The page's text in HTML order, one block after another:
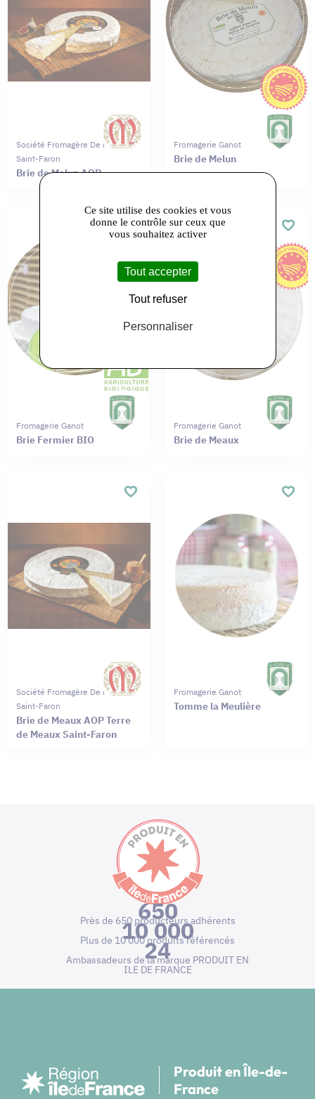
Société Fromagère De Meaux
Saint-Faron
Brie de Melun AOP
Fromagerie Ganot
Brie de Melun
Fromagerie Ganot
Brie Fermier BIO
Fromagerie Ganot
Brie de Meaux
Société Fromagère De Meaux
Saint-Faron
Brie de Meaux AOP Terre
de Meaux Saint-Faron
Fromagerie Ganot
Tomme la Meulière
650
Près de 650 producteurs adhérents
10 000
Plus de 10 000 produits référencés
24
Ambassadeurs de la marque PRODUIT EN
ILE DE FRANCE
Produit en Île-de-
France
Ce site utilise des cookies et vous
donne le contrôle sur ceux que
vous souhaitez activer
Tout accepter
Tout refuser
Personnaliser